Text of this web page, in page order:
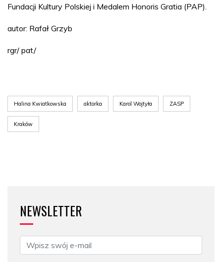
Fundacji Kultury Polskiej i Medalem Honoris Gratia (PAP).
autor: Rafał Grzyb
rgr/ pat/
Halina Kwiatkowska aktorka Karol Wojtyła ZASP
Kraków
NEWSLETTER